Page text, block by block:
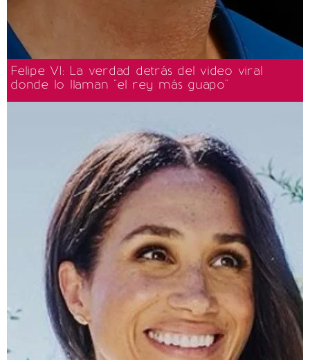
Felipe VI: La verdad detrás del video viral
donde lo llaman "el rey más guapo"